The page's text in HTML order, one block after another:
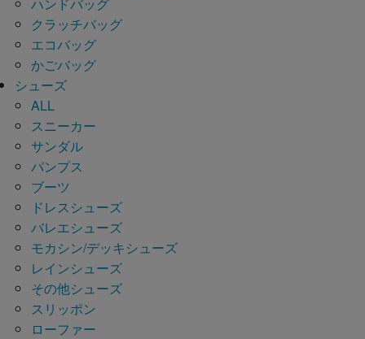
クラッチバッグ
エコバッグ
かごバッグ
シューズ
ALL
スニーカー
サンダル
パンプス
ブーツ
ドレスシューズ
バレエシューズ
モカシン/デッキシューズ
レインシューズ
その他シューズ
スリッポン
ローファー